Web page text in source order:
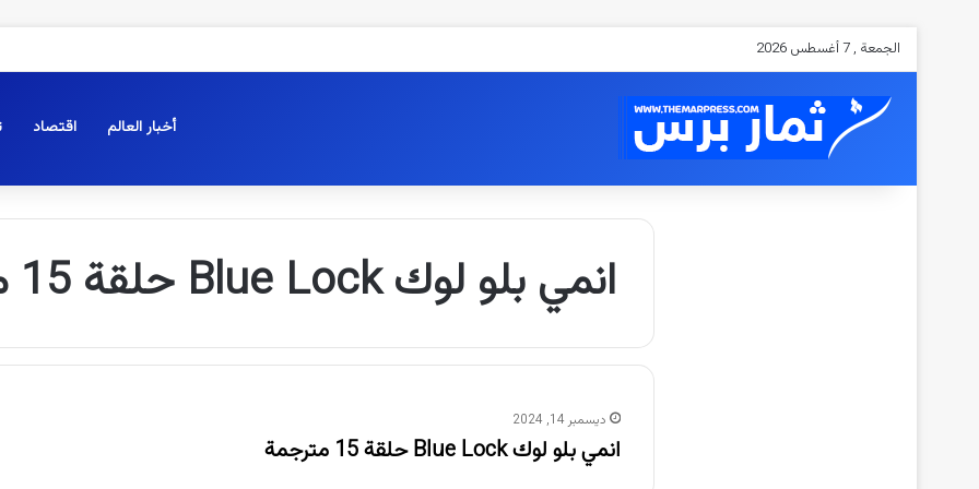
الجمعة , 7 أغسطس 2026
أخبار العالم اقتصاد
انمي بلو لوك Blue Lock حلقة 15 مترجمة
ديسمبر 14, 2024
انمي بلو لوك Blue Lock حلقة 15 مترجمة